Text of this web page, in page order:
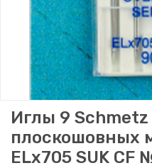
Иглы 9
плоскошовных
ELx705 SUK CF